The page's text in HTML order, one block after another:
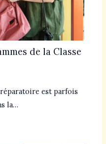
de la Classe
est parfois
la…